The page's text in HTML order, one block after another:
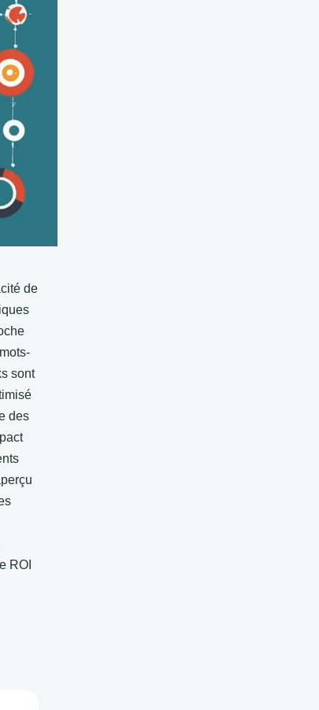
de
sont
des
ROI